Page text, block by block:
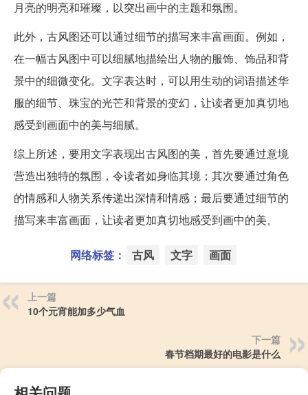
月亮的明亮和璀璨，以突出画中的主题和氛围。
此外，古风图还可以通过细节的描写来丰富画面。例如，
在一幅古风图中可以细腻地描绘出人物的服饰、饰品和背
景中的细微变化。文字表达时，可以用生动的词语描述华
服的细节、珠宝的光芒和背景的变幻，让读者更加真切地
感受到画面中的美与细腻。
综上所述，要用文字表现出古风图的美，首先要通过意境
营造出独特的氛围，令读者如身临其境；其次要通过角色
的情感和人物关系传递出深情和情感；最后要通过细节的
描写来丰富画面，让读者更加真切地感受到画中的美。
网络标签： 古风 文字 画面
上一篇
10个元宵能加多少气血
下一篇
春节档期最好的电影是什么